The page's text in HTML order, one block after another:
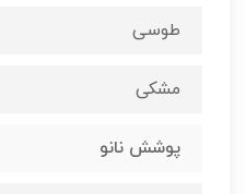
طوسی
مشکی
پوشش نانو